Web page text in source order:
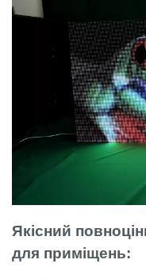
Якісний
для приміщень: